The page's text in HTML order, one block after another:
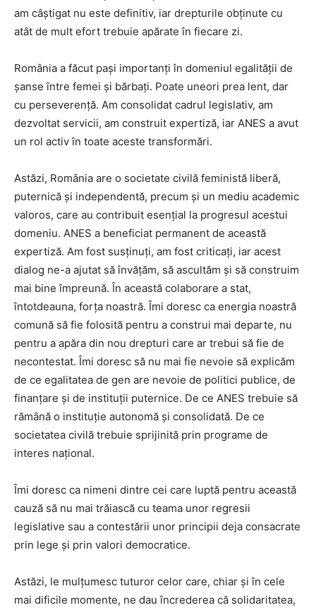
am câștigat nu este definitiv, iar drepturile obținute cu
atât de mult efort trebuie apărate în fiecare zi.
România a făcut pași importanți în domeniul egalității de
șanse între femei și bărbați. Poate uneori prea lent, dar
cu perseverență. Am consolidat cadrul legislativ, am
dezvoltat servicii, am construit expertiză, iar ANES a avut
un rol activ în toate aceste transformări.
Astăzi, România are o societate civilă feministă liberă,
puternică și independentă, precum și un mediu academic
valoros, care au contribuit esențial la progresul acestui
domeniu. ANES a beneficiat permanent de această
expertiză. Am fost susținuți, am fost criticați, iar acest
dialog ne-a ajutat să învățăm, să ascultăm și să construim
mai bine împreună. În această colaborare a stat,
întotdeauna, forța noastră. Îmi doresc ca energia noastră
comună să fie folosită pentru a construi mai departe, nu
pentru a apăra din nou drepturi care ar trebui să fie de
necontestat. Îmi doresc să nu mai fie nevoie să explicăm
de ce egalitatea de gen are nevoie de politici publice, de
finanțare și de instituții puternice. De ce ANES trebuie să
rămână o instituție autonomă și consolidată. De ce
societatea civilă trebuie sprijinită prin programe de
interes național.
Îmi doresc ca nimeni dintre cei care luptă pentru această
cauză să nu mai trăiască cu teama unor regresii
legislative sau a contestării unor principii deja consacrate
prin lege și prin valori democratice.
Astăzi, le mulțumesc tuturor celor care, chiar și în cele
mai dificile momente, ne dau încrederea că solidaritatea,